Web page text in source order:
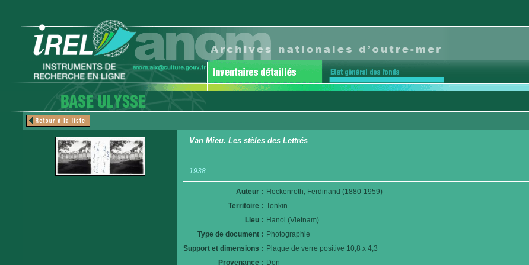
Van Mieu. Les stèles des Lettrés
1938
Auteur : Heckenroth, Ferdinand (1880-1959)
Territoire : Tonkin
Lieu : Hanoi (Vietnam)
Type de document : Photographie
Support et dimensions : Plaque de verre positive 10,8 x 4,3
Provenance : Don